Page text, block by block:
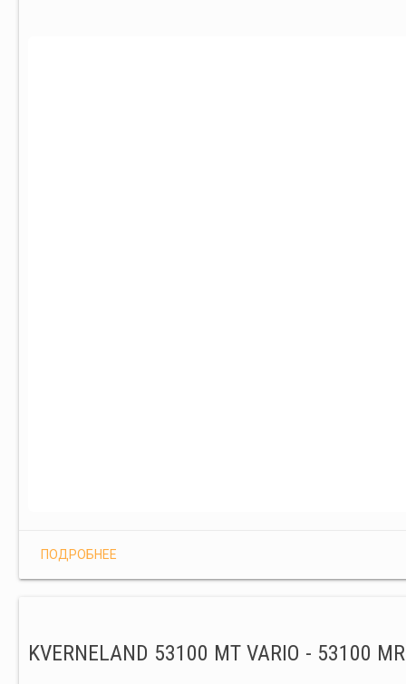
ПОДРОБНЕЕ
KVERNELAND 53100 MT VARIO -